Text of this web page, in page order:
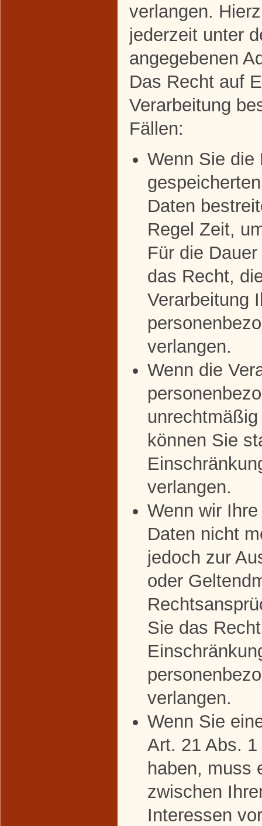
verlangen.
jederzeit unter
angegebenen
Das Recht auf
Verarbeitung
Fällen:
Wenn Sie die
Daten
Regel Zeit,
Für die
das Recht,
Verarbeitung
verlangen.
Wenn die
können Sie
verlangen.
Wenn wir
Daten nicht
jedoch zur
oder
Sie das
verlangen.
Wenn Sie
Art. 21 Abs.
haben, muss
zwischen
Interessen